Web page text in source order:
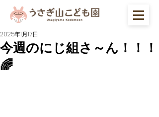
今週のにじ組さ～ん！！！
🌈
2025年1月17日